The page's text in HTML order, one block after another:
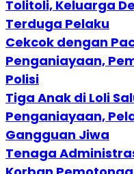
Tolitoli, Keluarga
Terduga Pelaku
Cekcok dengan
Penganiayaan,
Polisi
Tiga Anak di Loli
Penganiayaan,
Gangguan Jiwa
Tenaga